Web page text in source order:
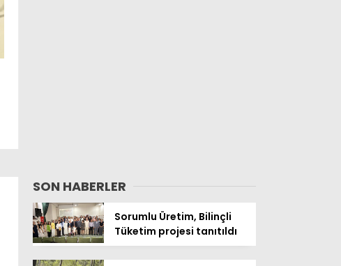
SON HABERLER
Sorumlu Üretim, Bilinçli
Tüketim projesi tanıtıldı